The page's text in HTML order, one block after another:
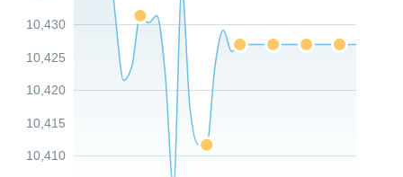
10,410
10,415
10,420
10,425
10,430